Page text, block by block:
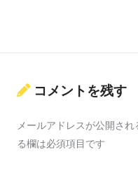
コメントを残す
メールアドレスが公開され
る欄は必須項目です